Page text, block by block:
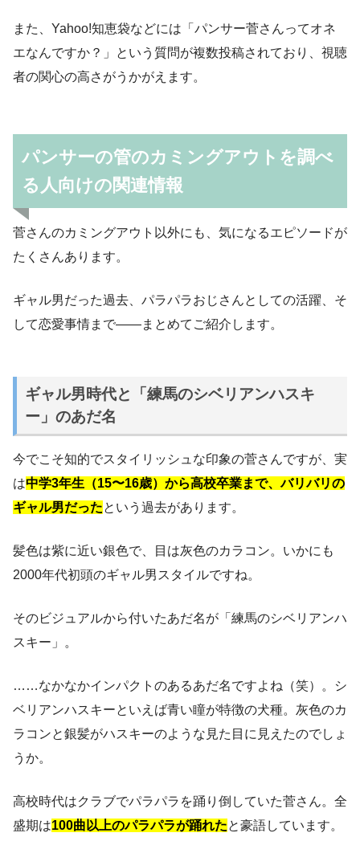
また、Yahoo!知恵袋などには「パンサー菅さんってオネ
エなんですか？」という質問が複数投稿されており、視聴
者の関心の高さがうかがえます。
パンサーの管のカミングアウトを調べ
る人向けの関連情報
菅さんのカミングアウト以外にも、気になるエピソードが
たくさんあります。
ギャル男だった過去、パラパラおじさんとしての活躍、そ
して恋愛事情まで——まとめてご紹介します。
ギャル男時代と「練馬のシベリアンハスキ
ー」のあだ名
今でこそ知的でスタイリッシュな印象の菅さんですが、実
は中学3年生（15〜16歳）から高校卒業まで、バリバリの
ギャル男だったという過去があります。
髪色は紫に近い銀色で、目は灰色のカラコン。いかにも
2000年代初頭のギャル男スタイルですね。
そのビジュアルから付いたあだ名が「練馬のシベリアンハ
スキー」。
……なかなかインパクトのあるあだ名ですよね（笑）。シ
ベリアンハスキーといえば青い瞳が特徴の犬種。灰色のカ
ラコンと銀髪がハスキーのような見た目に見えたのでしょ
うか。
高校時代はクラブでパラパラを踊り倒していた菅さん。全
盛期は100曲以上のパラパラが踊れたと豪語しています。